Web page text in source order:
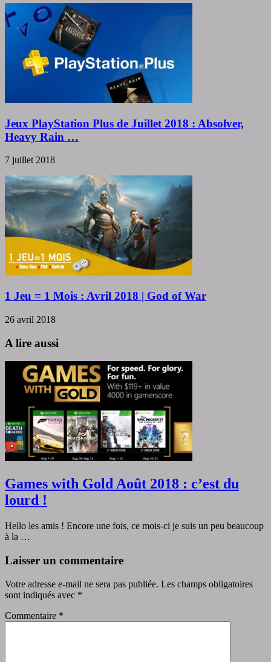
Jeux PlayStation Plus de Juillet 2018 : Absolver,
Heavy Rain …
7 juillet 2018
1 Jeu = 1 Mois : Avril 2018 | God of War
26 avril 2018
A lire aussi
Games with Gold Août 2018 : c’est du
lourd !
Hello les amis ! Encore une fois, ce mois-ci je suis un peu beaucoup
à la …
Laisser un commentaire
Votre adresse e-mail ne sera pas publiée. Les champs obligatoires
sont indiqués avec *
Commentaire *